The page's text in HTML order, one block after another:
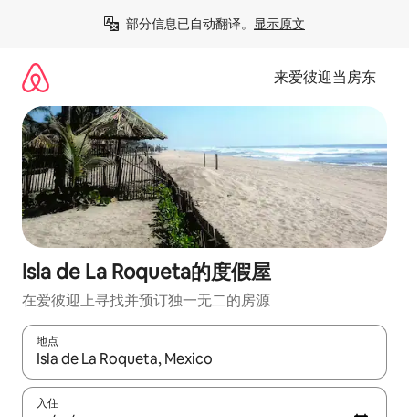
部分信息已自动翻译。 显示原文
来爱彼迎当房东
Isla de La Roqueta的度假屋
在爱彼迎上寻找并预订独一无二的房源
地点
如有搜索结果，请使用上下方向键查看，或通过点击或滑动手势
入住